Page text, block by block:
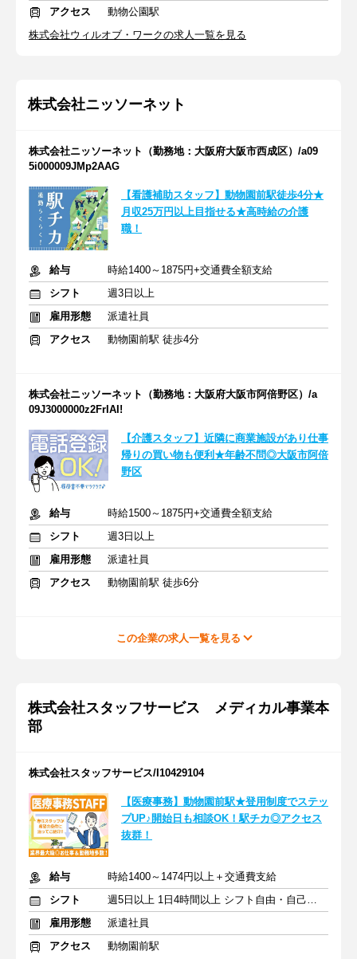
アクセス
動物公園駅
株式会社ウィルオブ・ワークの求人一覧を見る
株式会社ニッソーネット
株式会社ニッソーネット（勤務地：大阪府大阪市西成区）/a09
5i000009JMp2AAG
【看護補助スタッフ】動物園前駅徒歩4分★
月収25万円以上目指せる★高時給の介護
職！
給与
時給1400～1875円+交通費全額支給
シフト
週3日以上
雇用形態
派遣社員
アクセス
動物園前駅 徒歩4分
株式会社ニッソーネット（勤務地：大阪府大阪市阿倍野区）/a
09J3000000z2FrIAI!
【介護スタッフ】近隣に商業施設があり仕事
帰りの買い物も便利★年齢不問◎大阪市阿倍
野区
給与
時給1500～1875円+交通費全額支給
シフト
週3日以上
雇用形態
派遣社員
アクセス
動物園前駅 徒歩6分
この企業の求人一覧を見る
株式会社スタッフサービス メディカル事業本
部
株式会社スタッフサービス/I10429104
【医療事務】動物園前駅★登用制度でステッ
プUP♪開始日も相談OK！駅チカ◎アクセス
抜群！
給与
時給1400～1474円以上＋交通費支給
シフト
週5日以上 1日4時間以上 シフト自由・自己申告
雇用形態
派遣社員
アクセス
動物園前駅